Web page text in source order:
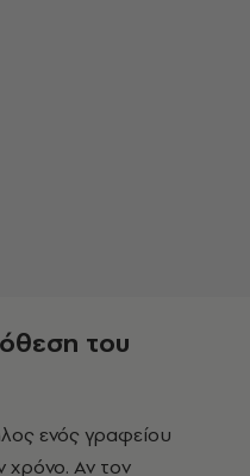
του
ενός γραφείου
χρόνο. Αν τον